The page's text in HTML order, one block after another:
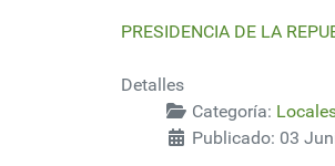
PRESIDENCIA DE LA
Detalles
Categoría:
Publicado: 03